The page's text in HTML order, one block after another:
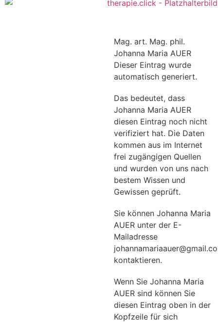
Mag. art. Mag. phil.
Johanna Maria AUER
Dieser Eintrag wurde
automatisch generiert.
Das bedeutet, dass
Johanna Maria AUER
diesen Eintrag noch nicht
verifiziert hat. Die Daten
kommen aus im Internet
frei zugängigen Quellen
und wurden von uns nach
bestem Wissen und
Gewissen geprüft.
Sie können Johanna Maria
AUER unter der E-
Mailadresse
kontaktieren.
Wenn Sie Johanna Maria
AUER sind können Sie
diesen Eintrag oben in der
Kopfzeile für sich